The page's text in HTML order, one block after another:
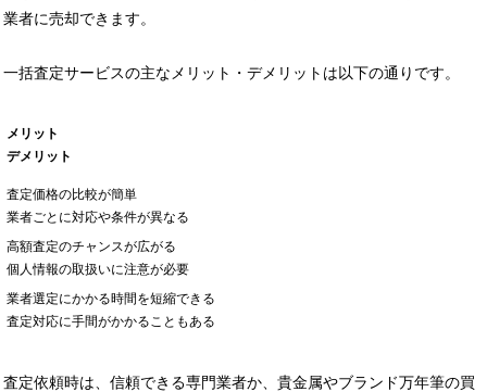
業者に売却できます。
一括査定サービスの主なメリット・デメリットは以下の通りです。
メリット
デメリット
査定価格の比較が簡単
業者ごとに対応や条件が異なる
高額査定のチャンスが広がる
個人情報の取扱いに注意が必要
業者選定にかかる時間を短縮できる
査定対応に手間がかかることもある
査定依頼時は、信頼できる専門業者か、貴金属やブランド万年筆の買